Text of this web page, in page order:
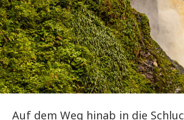
Auf dem Weg hinab in die